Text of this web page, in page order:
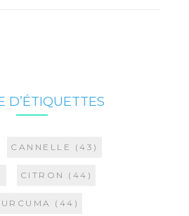
D’ÉTIQUETTES
CANNELLE (43)
CITRON (44)
(44)